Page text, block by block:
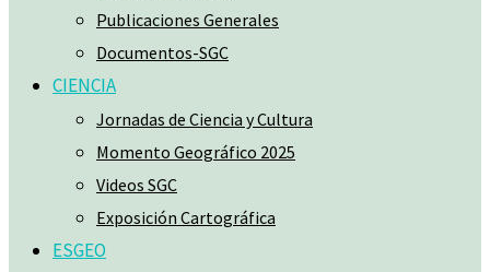
Publicaciones Generales
Documentos-SGC
CIENCIA
Jornadas de Ciencia y Cultura
Momento Geográfico 2025
Videos SGC
Exposición Cartográfica
ESGEO